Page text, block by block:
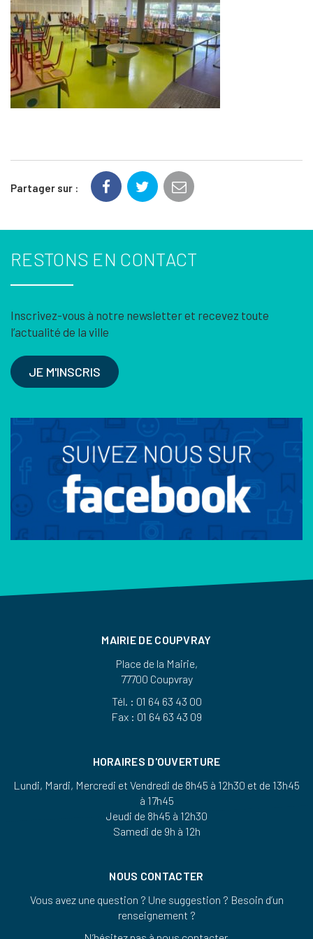
Partager sur :
RESTONS EN CONTACT
Inscrivez-vous à notre newsletter et recevez toute
l’actualité de la ville
JE M'INSCRIS
MAIRIE DE COUPVRAY
Place de la Mairie,
77700 Coupvray
Tél. : 01 64 63 43 00
Fax : 01 64 63 43 09
HORAIRES D'OUVERTURE
Lundi, Mardi, Mercredi et Vendredi de 8h45 à 12h30 et de 13h45
à 17h45
Jeudi de 8h45 à 12h30
Samedi de 9h à 12h
NOUS CONTACTER
Vous avez une question ? Une suggestion ? Besoin d’un
renseignement ?